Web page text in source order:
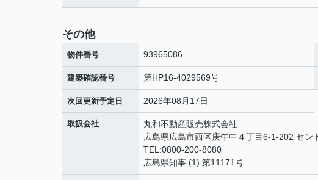
その他
物件番号 93965086
建築確認番号 第HP16-4029569号
次回更新予定日 2026年08月17日
取扱会社
丸和不動産販売株式会社
広島県広島市西区庚午中４丁目6-1-202 セン
TEL:0800-200-8080
広島県知事 (1) 第11171号